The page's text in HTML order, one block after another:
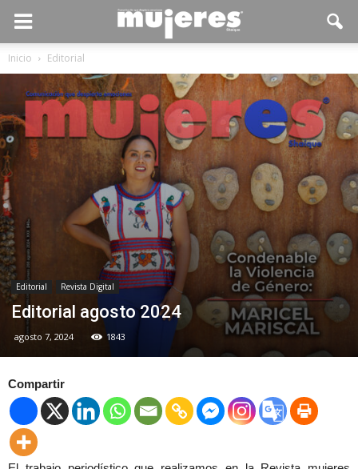
Inicio Editorial
Editorial Revista Digital
Editorial agosto 2024
agosto 7, 2024 1843
Compartir